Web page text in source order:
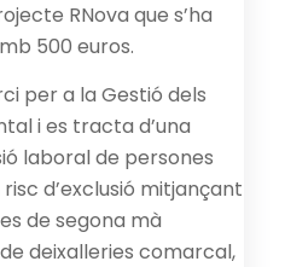
RNova que s’ha
500 euros.
per a la Gestió dels
i es tracta d’una
laboral de persones
d’exclusió mitjançant
de segona mà
deixalleries comarcal,